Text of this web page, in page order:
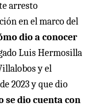
arresto
en el marco del
dio a conocer
Luis Hermosilla
y el
2023 y que dio
se dio cuenta con